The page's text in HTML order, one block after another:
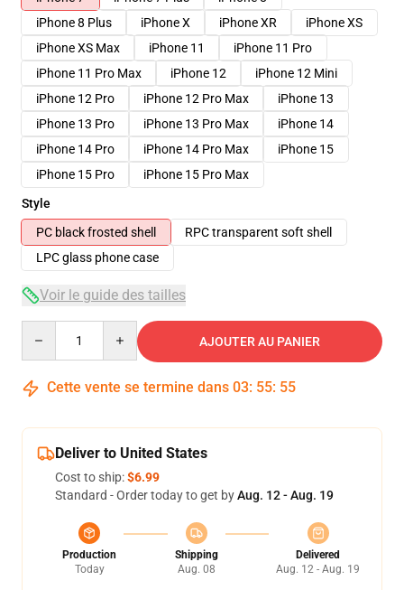
iPhone 8 Plus
iPhone X iPhone XR
iPhone XS
iPhone XS Max
iPhone 11
iPhone 11 Pro
iPhone 11 Pro Max
iPhone 12
iPhone 12 Mini
iPhone 12 Pro
iPhone 12 Pro Max
iPhone 13
iPhone 13 Pro
iPhone 13 Pro Max
iPhone 14
iPhone 14 Pro
iPhone 14 Pro Max
iPhone 15
iPhone 15 Pro
iPhone 15 Pro Max
Style
PC black frosted shell
RPC transparent soft shell
LPC glass phone case
Voir le guide des tailles
AJOUTER AU PANIER
Cette vente se termine dans 03: 55: 54
Deliver to United States
Cost to ship:$6.99
Standard - Order today to get byAug. 12 - Aug. 19
Production
Today
Shipping
Aug. 08
Delivered
Aug. 12 - Aug. 19